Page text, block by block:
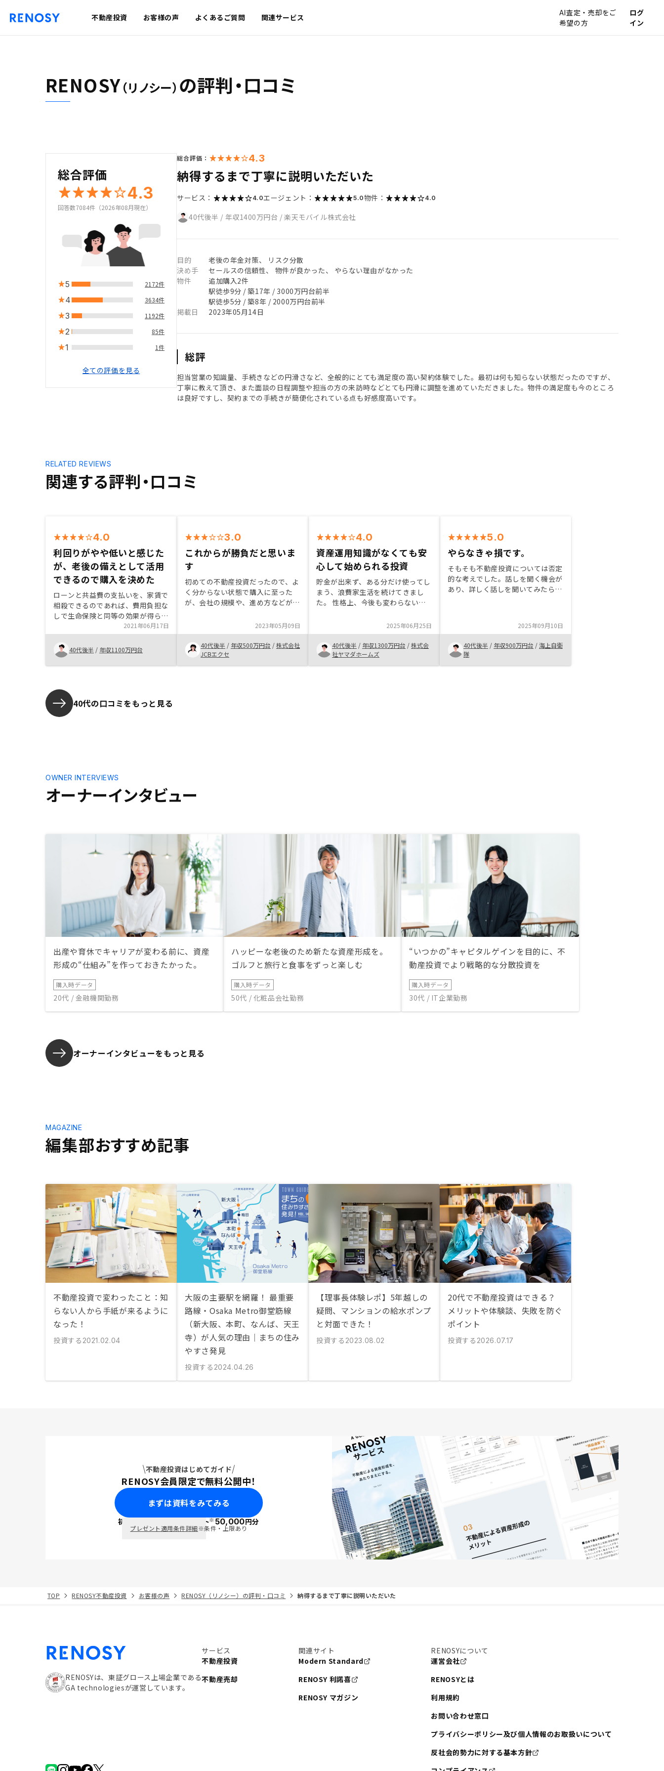
不動産投資 お客様の声 よくあるご質問 関連サービス
AI査定・売却をご
希望の方
ログ
イン
RENOSY（リノシー） の評判・口コミ
総合評価
4.3
回答数7084件（2026年08月現在）
5 2172件
4 3634件
3 1192件
2 85件
1 1件
全ての評価を見る
総合評価： 4.3
納得するまで丁寧に説明いただいた
サービス： 4.0エージェント： 5.0物件： 4.0
40代後半 / 年収1400万円台 /楽天モバイル株式会社
目的
老後の年金対策、 リスク分散
決め手
セールスの信頼性、 物件が良かった、 やらない理由がなかった
物件
追加購入2件
駅徒歩9分 / 築17年 / 3000万円台前半
駅徒歩5分 / 築8年 / 2000万円台前半
掲載日
2023年05月14日
総評
担当営業の知識量、手続きなどの円滑さなど、全般的にとても満足度の高い契約体験でした。最初は何も知らない状態だったのですが、
丁寧に教えて頂き、また面談の日程調整や担当の方の来訪時などとても円滑に調整を進めていただきました。物件の満足度も今のところ
は良好ですし、契約までの手続きが簡便化されている点も好感度高いです。
関連する評判・口コミ
RELATED REVIEWS
4.0
利回りがやや低いと感じた
が、老後の備えとして活用
できるので購入を決めた
ローンと共益費の支払いを、家賃で
相殺できるのであれば、費用負担な
しで生命保険と同等の効果が得ら
れ、先々の老後の備えとしても活用
できると思って購入に至りました。
一般的な投資物件よりもやや利回り
が低い感じがするのでもう少し利回
りの高い物件を紹介いただくと成約
2021年06月17日
40代後半 / 年収1100万円台
3.0
これからが勝負だと思いま
す
初めての不動産投資だったので、よ
く分からない状態で購入に至った
が、会社の規模や、進め方などが共
とも言えないところはあるが、これ
から、もっと良いサービスを提供し
て欲しい。
2023年05月09日
40代後半 / 年収500万円台 /株式会社
JCBエクセ
4.0
資産運用知識がなくても安
心して始められる投資
貯金が出来ず、ある分だけ使ってし
まう、浪費家生活を続けてきまし
た。 性格上、今後も変わらないこ
は老後の生活が成り立った無くなる
事が分かりきっている為、自分に合
った資産運用 方法を探していまし
た。 運用の勉強時間を取りたくな
い私にはぴったりな商品と感じ契約
2025年06月25日
40代後半 / 年収1300万円台 /株式会
社ヤマダホームズ
5.0
やらなきゃ損です。
そもそも不動産投資については否定
的な考えでした。話しを聞く機会が
あり、詳しく話しを聞いてみたら思
選択は無いと思います。
2025年09月10日
40代後半 / 年収900万円台 /海上自衛
隊
40代の口コミをもっと見る
オーナーインタビュー
OWNER INTERVIEWS
出産や育休でキャリアが変わる前に、資産
形成の“仕組み”を作っておきたかった。
購入時データ
20代 / 金融機関勤務
ハッピーな老後のため新たな資産形成を。
ゴルフと旅行と食事をずっと楽しむ
購入時データ
50代 / 化粧品会社勤務
“いつかの”キャピタルゲインを目的に、不
動産投資でより戦略的な分散投資を
購入時データ
30代 / IT企業勤務
オーナーインタビューをもっと見る
編集部おすすめ記事
MAGAZINE
不動産投資で変わったこと：知
らない人から手紙が来るように
なった！
投資する 2021.02.04
大阪の主要駅を網羅！ 最重要
路線・Osaka Metro御堂筋線
（新大阪、本町、なんば、天王
寺）が人気の理由｜まちの住み
やすさ発見
投資する 2024.04.26
【理事長体験レポ】5年越しの
疑問、マンションの給水ポンプ
と対面できた！
投資する 2023.08.02
20代で不動産投資はできる？
メリットや体験談、失敗を防ぐ
ポイント
投資する 2026.07.17
不動産投資はじめてガイド
RENOSY会員限定で無料公開中！
まずは資料をみてみる
初回面談で ポイント※50,000円分
プレゼント適用条件詳細※条件・上限あり
TOP RENOSY不動産投資 お客様の声 RENOSY（リノシー）の評判・口コミ 納得するまで丁寧に説明いただいた
RENOSYは、東証グロース上場企業である
GA technologiesが運営しています。
サービス
不動産投資
不動産売却
関連サイト
Modern Standard
RENOSY 利諾喜
RENOSY マガジン
RENOSYについて
運営会社
RENOSYとは
利用規約
お問い合わせ窓口
プライバシーポリシー及び個人情報のお取扱いについて
反社会的勢力に対する基本方針